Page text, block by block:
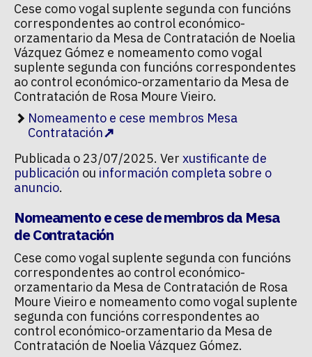
Cese como vogal suplente segunda con funcións
correspondentes ao control económico-
orzamentario da Mesa de Contratación de Noelia
Vázquez Gómez e nomeamento como vogal
suplente segunda con funcións correspondentes
ao control económico-orzamentario da Mesa de
Contratación de Rosa Moure Vieiro.
Nomeamento e cese membros Mesa
Contratación
Publicada o 23/07/2025. Ver xustificante de
publicación ou información completa sobre o
anuncio.
Nomeamento e cese de membros da Mesa
de Contratación
Cese como vogal suplente segunda con funcións
correspondentes ao control económico-
orzamentario da Mesa de Contratación de Rosa
Moure Vieiro e nomeamento como vogal suplente
segunda con funcións correspondentes ao
control económico-orzamentario da Mesa de
Contratación de Noelia Vázquez Gómez.